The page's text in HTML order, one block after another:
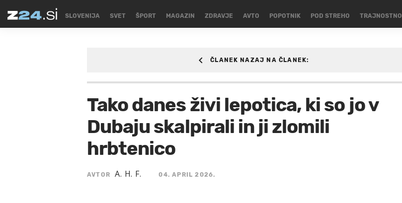
SLOVENIJA SVET ŠPORT MAGAZIN ZDRAVJE AVTO POPOTNIK POD STREHO TRAJNOSTNO
/MAGAZIN/VIP
Tako danes živi lepotica, ki so jo v
Dubaju skalpirali in ji zlomili
hrbtenico
AVTOR A. H. F. 04. APRIL 2026.
ČLANEK NAZAJ NA ČLANEK: